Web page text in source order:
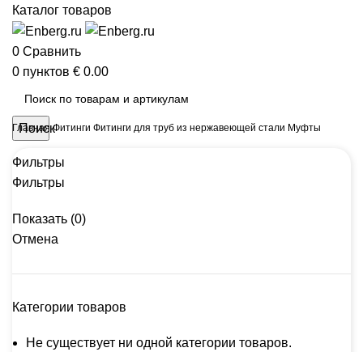
Каталог товаров
0 Сравнить
0 пунктов € 0.00
Поиск
ГлавнаяФитинги Фитинги для труб из нержавеющей стали Муфты
Фильтры
Фильтры
Показать (0)
Отмена
Категории товаров
Не существует ни одной категории товаров.